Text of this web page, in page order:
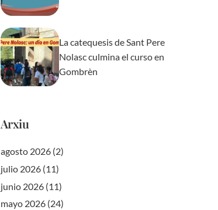
La catequesis de Sant Pere
Nolasc culmina el curso en
Gombrèn
Arxiu
agosto 2026 (2)
julio 2026 (11)
junio 2026 (11)
mayo 2026 (24)